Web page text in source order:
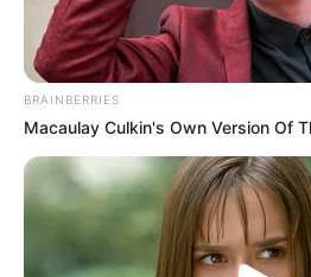
fortalece los dientes y el
vegetales de hoja verde, el
grandes aliados.
Por otro lado, frutas como la
el apio ayudan a limpiar los
gracias a su textura crujiente.
producción de saliva, que es el
natural contra las bacterias.
Evita el exceso de azúcar
BRAINBERRIES
Macaulay Culkin's Own Version Of